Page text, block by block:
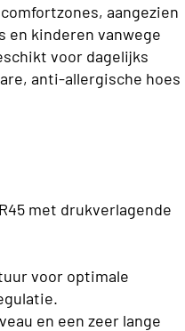
aangezien
en kinderen vanwege
voor dagelijks
anti-allergische hoes
met drukverlagende
voor optimale
en een zeer lange